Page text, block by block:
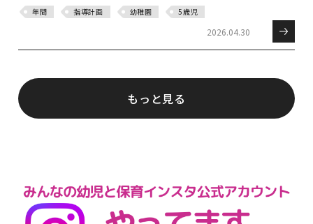
年間 指導計画 幼稚園 5歳児
2026.04.30
もっと見る